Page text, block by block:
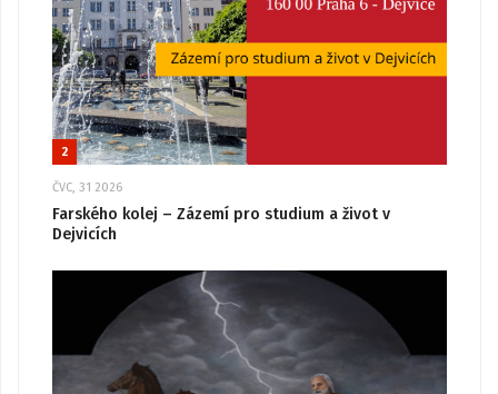
2
ČVC, 31 2026
Farského kolej – Zázemí pro studium a život v
Dejvicích